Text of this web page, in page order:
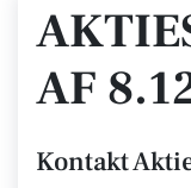
AF
Kontakt